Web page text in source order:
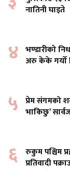
नातिनी घाइते
४ भण्डारीको
अरु केके गर्यो
५ प्रेम संगमको
भाकिछु’
६ रुकुम पश्चिम
प्रतिवादी